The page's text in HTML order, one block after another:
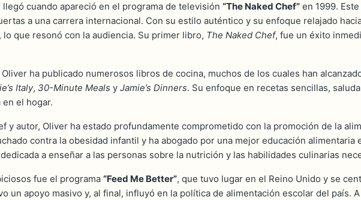
llegó cuando apareció en el programa de televisión “The Naked Chef” en 1999.
a una carrera internacional. Con su estilo auténtico y su enfoque relajado
que resonó con la audiencia. Su primer libro, The Naked Chef, fue un éxito
ha publicado numerosos libros de cocina, muchos de los cuales han
Italy, 30-Minute Meals y Jamie’s Dinners. Su enfoque en recetas sencillas,
el hogar.
y autor, Oliver ha estado profundamente comprometido con la promoción de la
contra la obesidad infantil y ha abogado por una mejor educación alimentaria
a enseñar a las personas sobre la nutrición y las habilidades culinarias
fue el programa “Feed Me Better”, que tuvo lugar en el Reino Unido y se
un apoyo masivo y, al final, influyó en la política de alimentación escolar del país.